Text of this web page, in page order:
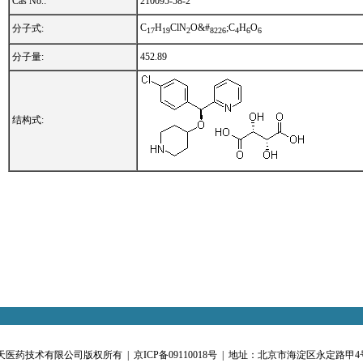
分子式: C17H19ClN2O&#8226;C4H6O6
分子量: 452.89
结构式:
医药技术有限公司版权所有 | 京ICP备09110018号 | 地址：北京市海淀区永定路甲4